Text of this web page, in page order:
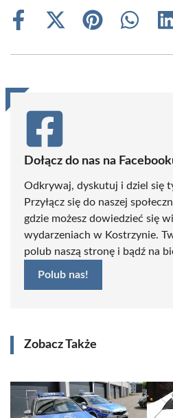
Share
Share
(Twitter)
Share
Share
Dołącz do nas na
Odkrywaj, dyskutuj i dziel się
Przyłącz się do naszej
gdzie możesz dowiedzieć się
wydarzeniach w Kostrzynie.
polub naszą stronę i bądź na
Polub nas!
Zobacz Także